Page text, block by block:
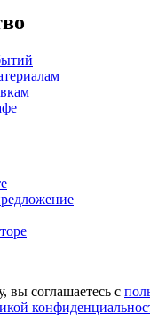
вы соглашаетесь с